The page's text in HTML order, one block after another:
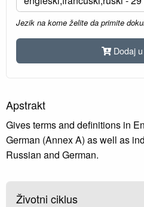
Jezik na kome želite da primite
Dodaj
Apstrakt
Gives terms and definitions in
German (Annex A) as well as
Russian and German.
Životni ciklus